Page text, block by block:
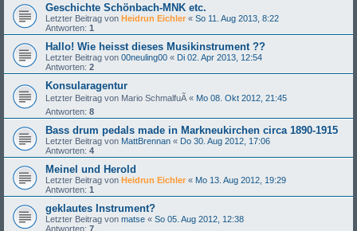
Geschichte Schönbach-MNK etc.
Letzter Beitrag von Heidrun Eichler « So 11. Aug 2013, 8:22
Antworten: 1
Hallo! Wie heisst dieses Musikinstrument ??
Letzter Beitrag von 00neuling00 « Di 02. Apr 2013, 12:54
Antworten: 2
Konsularagentur
Letzter Beitrag von Mario SchmalfuÃ « Mo 08. Okt 2012, 21:45
Antworten: 8
Bass drum pedals made in Markneukirchen circa 1890-1915
Letzter Beitrag von MattBrennan « Do 30. Aug 2012, 17:06
Antworten: 4
Meinel und Herold
Letzter Beitrag von Heidrun Eichler « Mo 13. Aug 2012, 19:29
Antworten: 1
geklautes Instrument?
Letzter Beitrag von matse « So 05. Aug 2012, 12:38
Antworten: 7